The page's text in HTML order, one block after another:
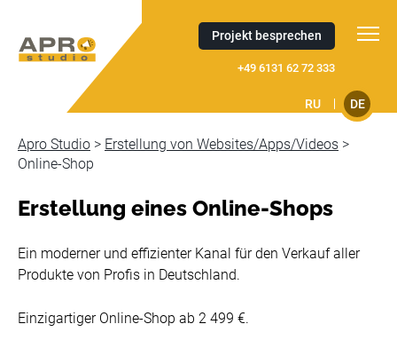
Projekt besprechen
+49 6131 62 72 333
RU DE
Apro Studio > Erstellung von Websites/Apps/Videos >
Online-Shop
Erstellung eines Online-Shops
Ein moderner und effizienter Kanal für den Verkauf aller
Produkte von Profis in Deutschland.
Einzigartiger Online-Shop ab 2 499 €.